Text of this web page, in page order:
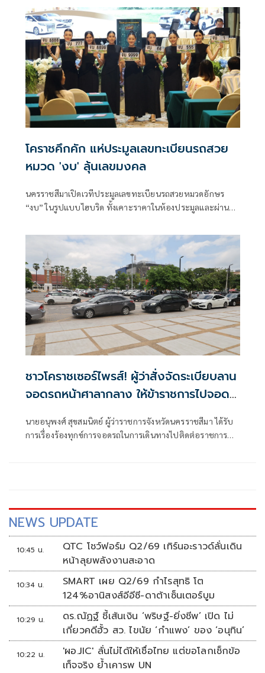
แพ็กส่งลูกค้าทั่วประเทศ !!
โคราชคึกคัก แห่ประมูลเลขทะเบียนรถสวย
หมวด 'งบ' ลุ้นเลขมงคล
นครราชสีมาเปิดเวทีประมูลเลขทะเบียนรถสวยหมวดอักษร
“งบ” ในรูปแบบไฮบริด ทั้งเคาะราคาในห้องประมูลและผ่าน
ชาวโคราชเซอร์ไพรส์! ผู้ว่าสั่งจัดระเบียบลาน
จอดรถหน้าศาลากลาง ให้ข้าราชการไปจอด
นายอนุพงศ์ สุขสมนิตย์ ผู้ว่าราชการจังหวัดนครราชสีมา ได้รับ
การเรื่องร้องทุกข์การจอดรถในการเดินทางไปติดต่อราชการบน
NEWS UPDATE
10:45 น.
QTC โชว์ฟอร์ม Q2/69 เทิร์นอะราวด์ลั่นเดิน
หน้าลุยพลังงานสะอาด
10:34 น.
SMART เผย Q2/69 กำไรสุทธิ โต
124%อานิสงส์อีอีซี-ดาต้าเซ็นเตอร์บูม
10:29 น.
ดร.ณัฏฐ์ ชี้เส้นเงิน ‘พริษฐ์-ยิ่งชีพ’ เปิด ไม่
เกี่ยวคดีฮั้ว สว. ไขนัย ‘กำแพง’ ของ ‘อนุทิน’
10:22 น.
'ผอ.JIC' ลั่นไม่ได้ให้เชื่อไทย แต่ขอโลกเช็กข้อ
เท็จจริง ย้ำเคารพ UN